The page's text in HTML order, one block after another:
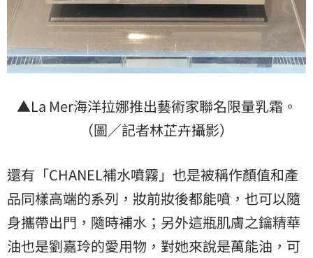
▲La Mer海洋拉娜推出藝術家聯名限量乳霜。
（圖／記者林芷卉攝影）
還有「CHANEL補水噴霧」也是被稱作顏值和產
品同樣高端的系列，妝前妝後都能噴，也可以隨
身攜帶出門，隨時補水；另外這瓶肌膚之鑰精華
油也是劉嘉玲的愛用物，對她來說是萬能油，可